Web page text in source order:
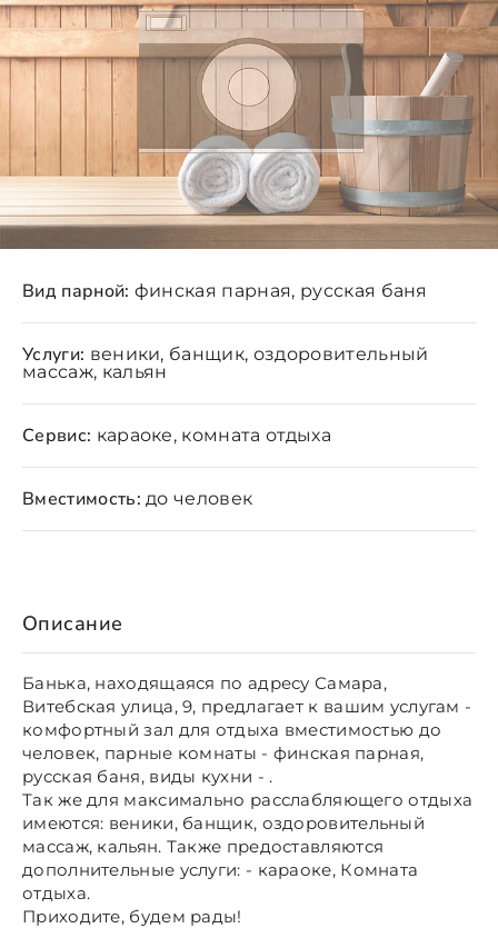
Описание
Банька, находящаяся по адресу Самара,
Витебская улица, 9, предлагает к вашим услугам -
комфортный зал для отдыха вместимостью до
человек, парные комнаты - финская парная,
русская баня, виды кухни - .
Так же для максимально расслабляющего отдыха
имеются: веники, банщик, оздоровительный
массаж, кальян. Также предоставляются
дополнительные услуги: - караоке, Комната
отдыха.
Приходите, будем рады!
Вид парной: финская парная, русская баня
Услуги: веники, банщик, оздоровительный
массаж, кальян
Сервис: караоке, комната отдыха
Вместимость: до человек